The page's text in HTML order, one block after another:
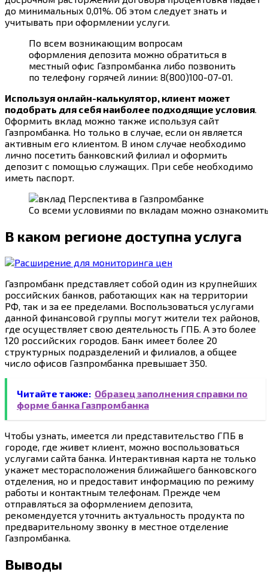
до минимальных 0,01%. Об этом следует знать и
учитывать при оформлении услуги.
По всем возникающим вопросам
оформления депозита можно обратиться в
местный офис Газпромбанка либо позвонить
по телефону горячей линии: 8(800)100-07-01.
Используя онлайн-калькулятор, клиент может
подобрать для себя наиболее подходящие условия.
Оформить вклад можно также используя сайт
Газпромбанка. Но только в случае, если он является
активным его клиентом. В ином случае необходимо
лично посетить банковский филиал и оформить
депозит с помощью служащих. При себе необходимо
иметь паспорт.
Со всеми условиями по вкладам можно
В каком регионе доступна услуга
Газпромбанк представляет собой один из крупнейших
российских банков, работающих как на территории
РФ, так и за ее пределами. Воспользоваться услугами
данной финансовой группы могут жители тех районов,
где осуществляет свою деятельность ГПБ. А это более
120 российских городов. Банк имеет более 20
структурных подразделений и филиалов, а общее
число офисов Газпромбанка превышает 350.
Читайте также: Образец заполнения справки по
форме банка Газпромбанка
Чтобы узнать, имеется ли представительство ГПБ в
городе, где живет клиент, можно воспользоваться
услугами сайта банка. Интерактивная карта не только
укажет месторасположения ближайшего банковского
отделения, но и предоставит информацию по режиму
работы и контактным телефонам. Прежде чем
отправляться за оформлением депозита,
рекомендуется уточнить актуальность продукта по
предварительному звонку в местное отделение
Газпромбанка.
Выводы